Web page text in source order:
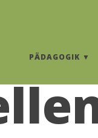
PÄDAGOGIK